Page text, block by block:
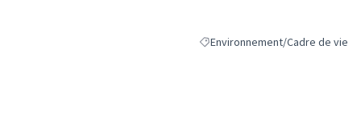
Filtrer les résultats de la
Environnement/Cadre de vie